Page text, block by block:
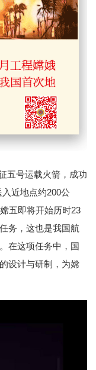
五号运载火箭，成功
近地点约200公
五即将开始历时23
务，这也是我国航
在这项任务中，国
设计与研制，为嫦